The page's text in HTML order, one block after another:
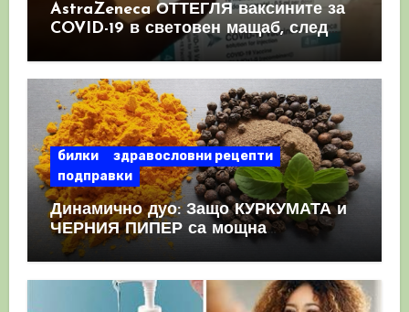
AstraZeneca ОТТЕГЛЯ ваксините за
COVID-19 в световен мащаб, след
като призна, че те причиняват
билки
здравословни рецепти
подправки
Динамично дуо: Защо КУРКУМАТА и
ЧЕРНИЯ ПИПЕР са мощна
комбинация